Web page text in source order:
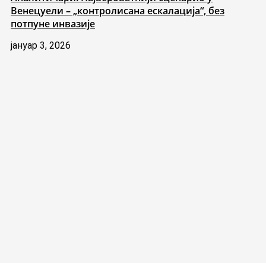
Венецуели – „контролисана ескалација“, без
потпуне инвазије
јануар 3, 2026